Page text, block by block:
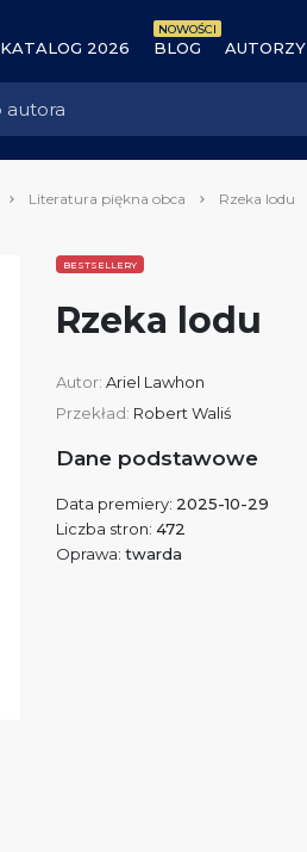
KATALOG 2026 BLOG
NOWOŚCI
AUTORZY
Literatura piękna obca Rzeka lodu
BESTSELLERY
Rzeka lodu
Autor: Ariel Lawhon
Przekład: Robert Waliś
Dane podstawowe
Data premiery: 2025-10-29
Liczba stron: 472
Oprawa: twarda